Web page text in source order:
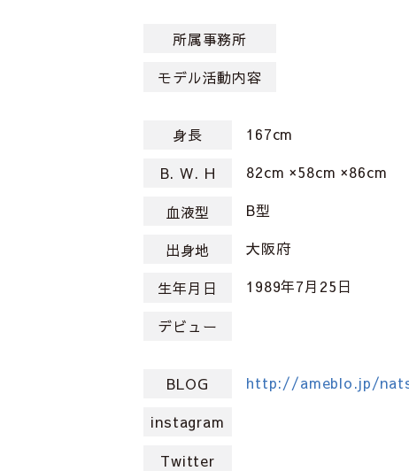
所属事務所
モデル活動内容
身長 167cm
B. W. H
82cm ×58cm ×86cm
血液型 B型
出身地 大阪府
生年月日 1989年7月25日
デビュー
BLOG http://ameblo.jp/
instagram
Twitter